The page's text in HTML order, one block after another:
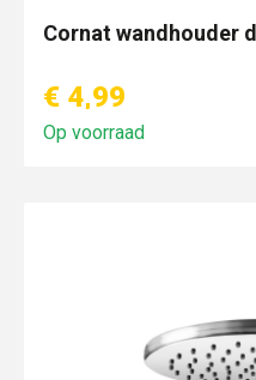
Cornat wandhouder
€ 4,99
Op voorraad